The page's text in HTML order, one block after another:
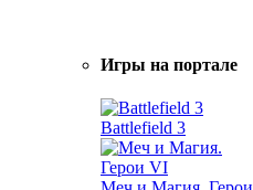
Игры на портале
Battlefield 3